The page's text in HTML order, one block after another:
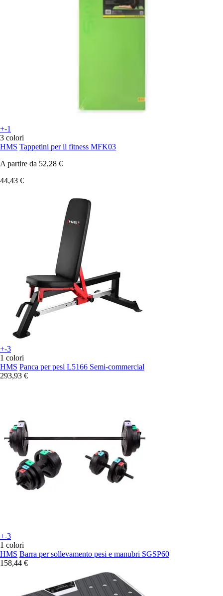
+-1
3 colori
HMS Tappetini per il fitness MFK03
A partire da 52,28 €
44,43 €
+-3
1 colori
HMS Panca per pesi L5166 Semi-commercial
293,93 €
+-3
1 colori
HMS Barra per sollevamento pesi e manubri SGSP60
158,44 €